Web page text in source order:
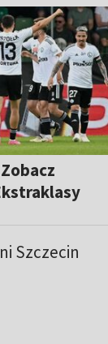
Szczecin